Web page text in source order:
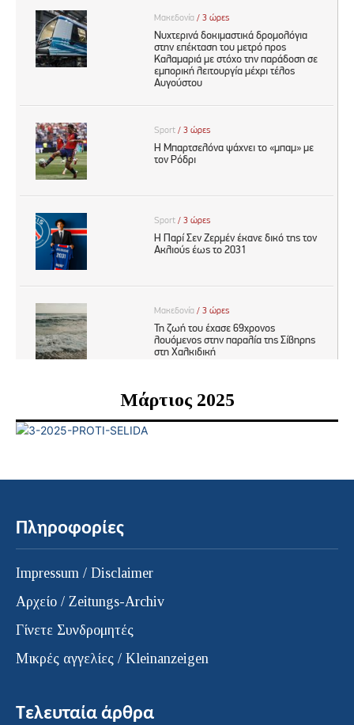
Μάρτιος 2025
Πληροφορίες
Impressum / Disclaimer
Αρχείο / Zeitungs-Archiv
Γίνετε Συνδρομητές
Μικρές αγγελίες / Kleinanzeigen
Τελευταία άρθρα